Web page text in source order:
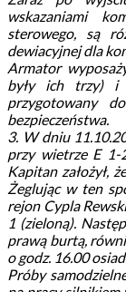
wskazaniami
sterowego, są
dewiacyjnej dla
Armator
były ich trzy) i
przygotowany
bezpieczeństwa.
3. W dniu
przy wietrze E 1-
Kapitan założył,
Żeglując w ten
rejon Cypla
1 (zieloną).
prawą burtą,
o godz. 16.00
Próby